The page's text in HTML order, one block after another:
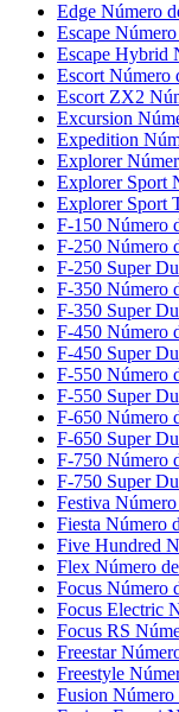
Edge Número
Escape
Escape Hybrid
Escort Número
Escort ZX2
Excursion
Expedition
Explorer
Explorer Sport
Explorer Sport
F-150 Número
F-250 Número
F-250 Super
F-350 Número
F-350 Super
F-450 Número
F-450 Super
F-550 Número
F-550 Super
F-650 Número
F-650 Super
F-750 Número
F-750 Super
Festiva
Fiesta Número
Five Hundred
Flex Número
Focus Número
Focus Electric
Focus RS
Freestar
Freestyle
Fusion Número